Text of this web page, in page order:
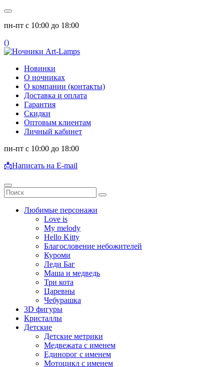
пн-пт с 10:00 до 18:00
()
Новинки
О ночниках
О компании (контакты)
Доставка и оплата
Гарантия
Скидки
Оптовым клиентам
Личный кабинет
пн-пт с 10:00 до 18:00
📩Написать на E-mail
Любимые персонажи
Love is
My melody
Hello Kitty
Благословение небожителей
Куроми
Леди Баг
Маша и медведь
Три кота
Царевны
Чебурашка
3D фигуры
Кристаллы
Детские
Детские метрики
Медвежата с именем
Единорог с именем
Мотоцикл с именем